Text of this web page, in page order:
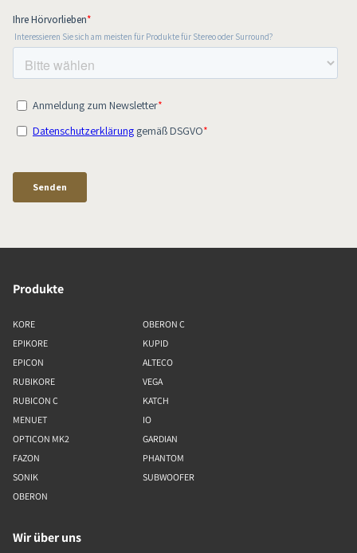
Produkte
KORE
EPIKORE
EPICON
RUBIKORE
RUBICON C
MENUET
OPTICON MK2
FAZON
SONIK
OBERON
OBERON C
KUPID
ALTECO
VEGA
KATCH
IO
GARDIAN
PHANTOM
SUBWOOFER
Wir über uns